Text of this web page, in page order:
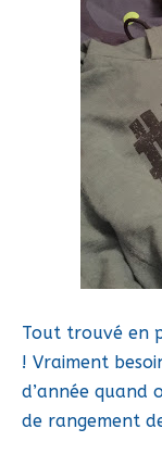
Tout trouvé en
! Vraiment
d’année quand
de rangement